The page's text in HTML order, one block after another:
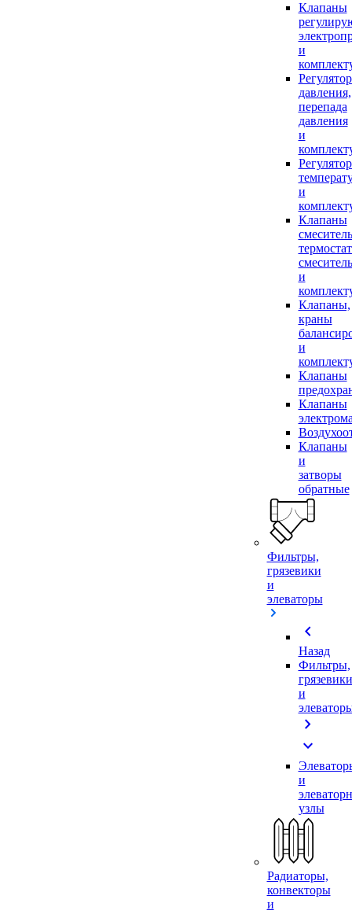
Клапаны
и
давления,
перепада
давления
и
и
Клапаны
и
Клапаны,
краны
и
Клапаны
Клапаны
Клапаны
и
затворы
обратные
Фильтры,
грязевики
и
элеваторы
chevron_left
Назад
Фильтры,
грязевики
и
chevron_right
expand_more
и
узлы
Радиаторы,
конвекторы
и